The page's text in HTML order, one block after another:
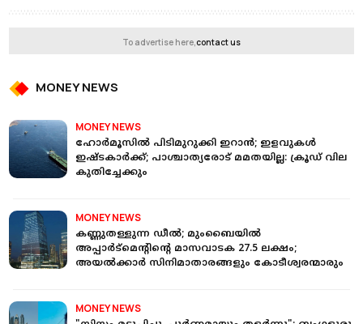
To advertise here,contact us
MONEY NEWS
MONEY NEWS
ഹോർമൂസില്‍ പിടിമുറുക്കി ഇറാന്‍; ഇളവുകള്‍
ഇഷ്ടകാർക്ക്; പാശ്ചാത്യരോട് മമതയില്ല: ക്രൂഡ് വില
കുതിച്ചേക്കും
MONEY NEWS
കണ്ണുതള്ളുന്ന ഡീൽ; മുംബൈയിൽ
അപ്പാർട്മെന്റിന്റെ മാസവാടക 27.5 ലക്ഷം;
അയൽക്കാർ സിനിമാതാരങ്ങളും കോടീശ്വരന്മാരും
MONEY NEWS